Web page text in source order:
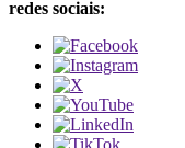
redes sociais: